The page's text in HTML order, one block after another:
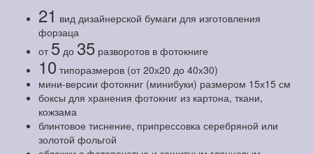
21 вид дизайнерской бумаги для изготовления
форзаца
от 5 до 35 разворотов в фотокниге
10 типоразмеров (от 20х20 до 40х30)
мини-версии фотокниг (минибуки) размером 15х15 см
боксы для хранения фотокниг из картона, ткани,
кожзама
блинтовое тиснение, припрессовка серебряной или
золотой фольгой